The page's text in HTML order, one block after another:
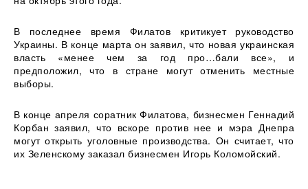
В последнее время Филатов критикует руководство
Украины. В конце марта он заявил, что новая украинская
власть «менее чем за год про…бали все», и
предположил, что в стране могут отменить местные
выборы.
В конце апреля соратник Филатова, бизнесмен Геннадий
Корбан заявил, что вскоре против нее и мэра Днепра
могут открыть уголовные производства. Он считает, что
их Зеленскому заказал бизнесмен Игорь Коломойский.